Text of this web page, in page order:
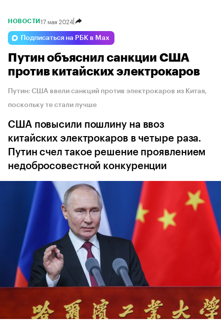
Omoda Changan
Voyah Volga Jaecoo
НОВОСТИ 17 мая 2024
Подписаться на РБК в Max
Путин объяснил санкции США
против китайских электрокаров
Путин: США ввели санкций против электрокаров из Китая,
поскольку те стали лучше
США повысили пошлину на ввоз
китайских электрокаров в четыре раза.
Путин счел такое решение проявлением
недобросовестной конкуренции